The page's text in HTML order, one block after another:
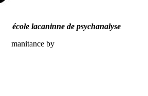
de psychanalyse
manitance by